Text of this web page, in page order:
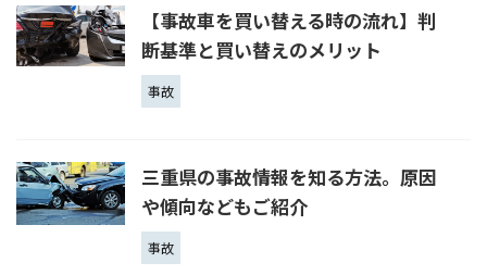
【事故車を買い替える時の流れ】判
断基準と買い替えのメリット
事故
三重県の事故情報を知る方法。原因
や傾向などもご紹介
事故